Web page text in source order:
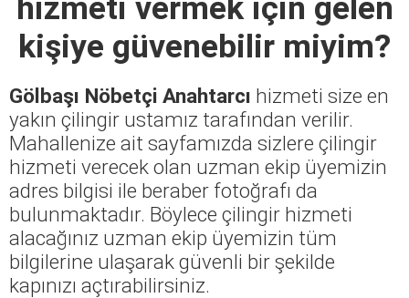
hizmeti vermek için gelen
kişiye güvenebilir miyim?
Gölbaşı Nöbetçi Anahtarcı hizmeti size en
yakın çilingir ustamız tarafından verilir.
Mahallenize ait sayfamızda sizlere çilingir
hizmeti verecek olan uzman ekip üyemizin
adres bilgisi ile beraber fotoğrafı da
bulunmaktadır. Böylece çilingir hizmeti
alacağınız uzman ekip üyemizin tüm
bilgilerine ulaşarak güvenli bir şekilde
kapınızı açtırabilirsiniz.